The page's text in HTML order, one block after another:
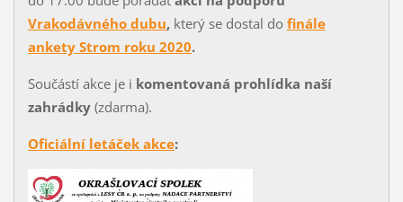
Vrakodávného dubu, který se dostal do finále
ankety Strom roku 2020.
Součástí akce je i komentovaná prohlídka naší
zahrádky(zdarma).
Oficiální letáček akce: